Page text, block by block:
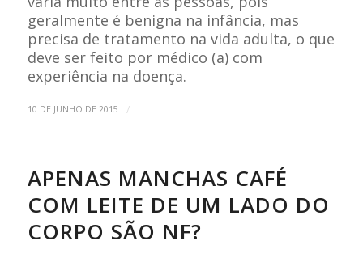
geralmente é benigna na infância, mas
precisa de tratamento na vida adulta, o que
deve ser feito por médico (a) com
experiência na doença.
10 DE JUNHO DE 2015 /
APENAS MANCHAS CAFÉ
COM LEITE DE UM LADO DO
CORPO SÃO NF?